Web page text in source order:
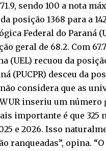
sendo 100 a nota
posição 1368 para a
Federal do Paraná
geral de 68.2. Com
(UEL) recuou da
(PUCPR) desceu da
considera que as
inseriu um
importante é que 325
e 2026. Isso
ranqueadas”, opina.